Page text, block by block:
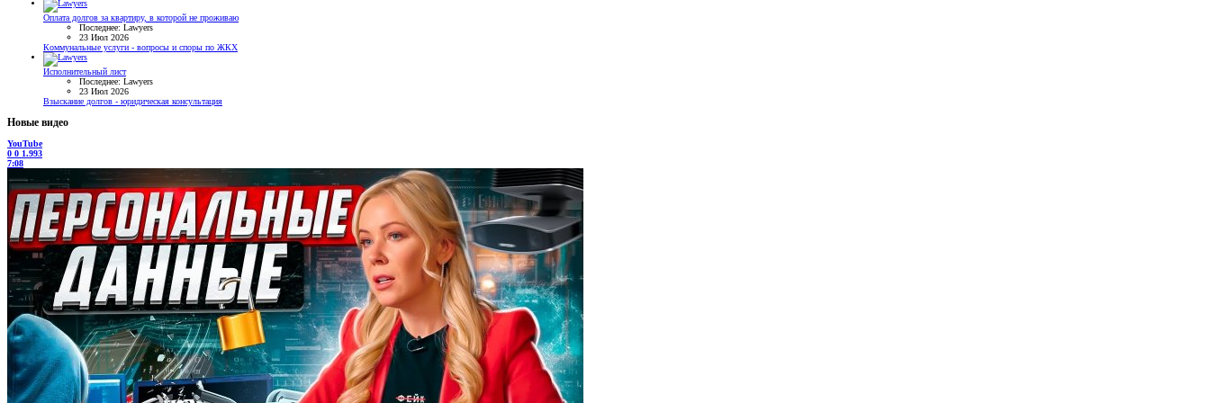
Оплата долгов за квартиру, в которой не проживаю
Последнее: Lawyers
23 Июл 2026
Коммунальные услуги - вопросы и споры по ЖКХ
Исполнительный лист
Последнее: Lawyers
23 Июл 2026
Взыскание долгов - юридическая консультация
Новые видео
YouTube
0 0 1.993
7:08